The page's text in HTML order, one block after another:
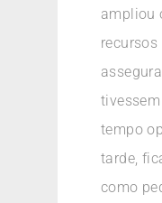
ampliou
recursos
tempo
tarde,
como